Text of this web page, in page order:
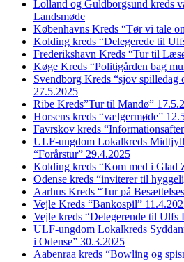
Lolland og Guldborgsund kreds
Landsmøde
Københavns Kreds “Tør vi tale
Kolding kreds “Delegerede til
Frederikshavn Kreds “Tur til
Køge Kreds “Politigården bag
Svendborg Kreds “sjov spilledag
27.5.2025
Ribe Kreds”Tur til Mandø”
Horsens kreds “vælgermøde”
Favrskov kreds
ULF-ungdom Lokalkreds
“Forårstur” 29.4.2025
Kolding kreds “Kom med i Glad
Odense kreds “inviterer til
Aarhus Kreds “Tur på
Vejle Kreds “Bankospil”
Vejle kreds “Delegerende til Ulfs
ULF-ungdom Lokalkreds
i Odense” 30.3.2025
Aabenraa kreds “Bowling og